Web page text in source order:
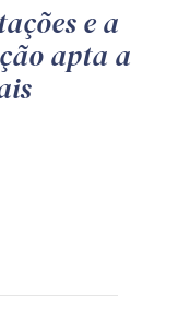
e a
apta a